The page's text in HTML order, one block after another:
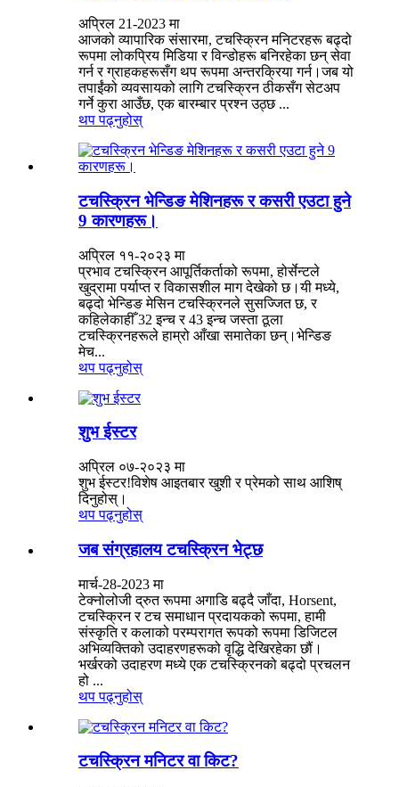
अप्रिल 21-2023 मा
आजको व्यापारिक संसारमा, टचस्क्रिन मनिटरहरू बढ्दो
रूपमा लोकप्रिय मिडिया र विन्डोहरू बनिरहेका छन् सेवा
गर्न र ग्राहकहरूसँग थप रूपमा अन्तरक्रिया गर्न।जब यो
तपाईंको व्यवसायको लागि टचस्क्रिन ठीकसँग सेटअप
गर्ने कुरा आउँछ, एक बारम्बार प्रश्न उठ्छ ...
थप पढ्नुहोस्
टचस्क्रिन भेन्डिङ मेशिनहरू र कसरी एउटा हुने
9 कारणहरू।
अप्रिल ११-२०२३ मा
प्रभाव टचस्क्रिन आपूर्तिकर्ताको रूपमा, होर्सेन्टले
खुद्रामा पर्याप्त र विकासशील माग देखेको छ।यी मध्ये,
बढ्दो भेन्डिङ मेसिन टचस्क्रिनले सुसज्जित छ, र
कहिलेकाहीँ 32 इन्च र 43 इन्च जस्ता ठूला
टचस्क्रिनहरूले हाम्रो आँखा समातेका छन्।भेन्डिङ
मेच...
थप पढ्नुहोस्
शुभ ईस्टर
अप्रिल ०७-२०२३ मा
शुभ ईस्टर!विशेष आइतबार खुशी र प्रेमको साथ आशिष्
दिनुहोस्।
थप पढ्नुहोस्
जब संग्रहालय टचस्क्रिन भेट्छ
मार्च-28-2023 मा
टेक्नोलोजी द्रुत रूपमा अगाडि बढ्दै जाँदा, Horsent,
टचस्क्रिन र टच समाधान प्रदायकको रूपमा, हामी
संस्कृति र कलाको परम्परागत रूपको रूपमा डिजिटल
अभिव्यक्तिको उदाहरणहरूको वृद्धि देखिरहेका छौं।
भर्खरको उदाहरण मध्ये एक टचस्क्रिनको बढ्दो प्रचलन
हो ...
थप पढ्नुहोस्
टचस्क्रिन मनिटर वा किट?